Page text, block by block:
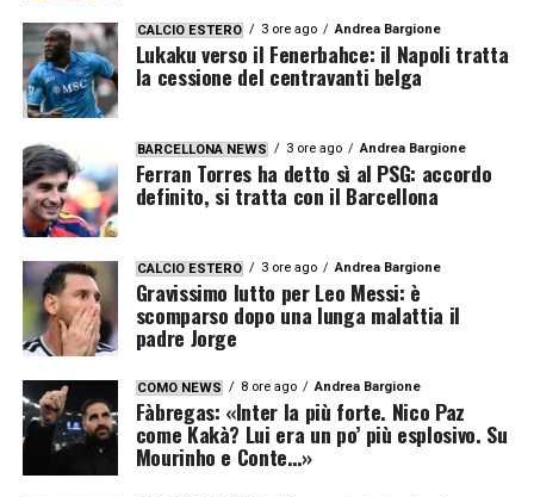
CALCIO ESTERO 3 ore ago Andrea Bargione
Lukaku verso il Fenerbahce: il Napoli tratta
la cessione del centravanti belga
BARCELLONA NEWS 3 ore ago Andrea Bargione
Ferran Torres ha detto sì al PSG: accordo
definito, si tratta con il Barcellona
CALCIO ESTERO 3 ore ago Andrea Bargione
Gravissimo lutto per Leo Messi: è
scomparso dopo una lunga malattia il
padre Jorge
COMO NEWS 8 ore ago Andrea Bargione
Fàbregas: «Inter la più forte. Nico Paz
come Kakà? Lui era un po’ più esplosivo. Su
Mourinho e Conte…»